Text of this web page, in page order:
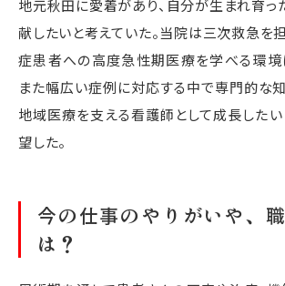
地元秋田に愛着があり、自分が生まれ育っ
献したいと考えていた。当院は三次救急を
症患者への高度急性期医療を学べる環境
また幅広い症例に対応する中で専門的な知
地域医療を支える看護師として成長したい
望した。
今の仕事のやりがいや、
は？